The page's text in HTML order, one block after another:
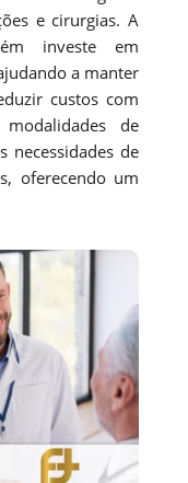
e cirurgias. A
investe em
a manter
custos com
de
necessidades de
oferecendo um